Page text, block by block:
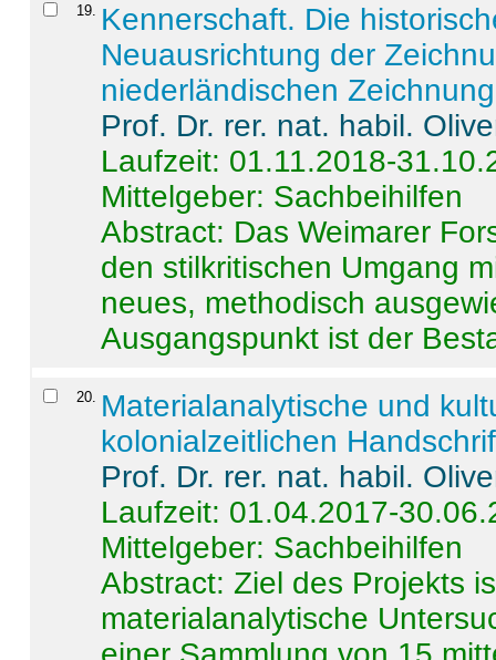
19
Kennerschaft. Die
Neuausrichtung der
niederländischen
Prof. Dr. rer. nat. habil.
Laufzeit: 01.11.2018-
Mittelgeber: Sachbeihilfen
Abstract: Das Weimarer
den stilkritischen Umgang
neues, methodisch
Ausgangspunkt ist der
20
Materialanalytische und
kolonialzeitlichen
Prof. Dr. rer. nat. habil.
Laufzeit: 01.04.2017-
Mittelgeber: Sachbeihilfen
Abstract:Ziel des Projekts
materialanalytische